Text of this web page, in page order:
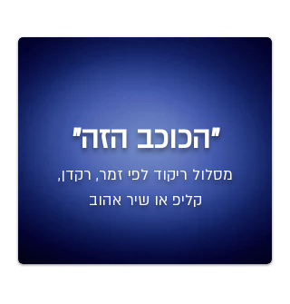
"הכוכב הזה"
מסלול ריקוד לפי זמר, רקדן,
קליפ או שיר אהוב